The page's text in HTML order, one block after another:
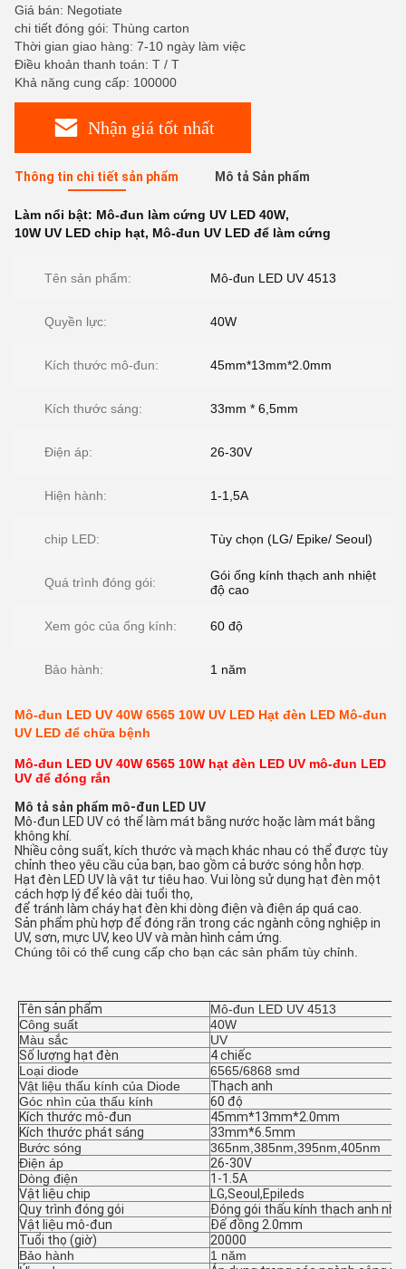
Giá bán: Negotiate
chi tiết đóng gói: Thùng carton
Thời gian giao hàng: 7-10 ngày làm việc
Điều khoản thanh toán: T / T
Khả năng cung cấp: 100000
Nhận giá tốt nhất
Thông tin chi tiết sản phẩm Mô tả Sản phẩm
Làm nổi bật: Mô-đun làm cứng UV LED 40W,
10W UV LED chip hạt, Mô-đun UV LED để làm cứng
Tên sản phẩm: Mô-đun LED UV 4513
Quyền lực: 40W
Kích thước mô-đun: 45mm*13mm*2.0mm
Kích thước sáng: 33mm * 6,5mm
Điện áp: 26-30V
Hiện hành: 1-1,5A
chip LED: Tùy chọn (LG/ Epike/ Seoul)
Quá trình đóng gói:
Gói ống kính thạch anh nhiệt
độ cao
Xem góc của ống kính: 60 độ
Bảo hành: 1 năm
Mô-đun LED UV 40W 6565 10W UV LED Hạt đèn LED Mô-đun
UV LED để chữa bệnh
Mô-đun LED UV 40W 6565 10W hạt đèn LED UV mô-đun LED
UV để đóng rắn
Mô tả sản phẩm mô-đun LED UV
Mô-đun LED UV có thể làm mát bằng nước hoặc làm mát bằng
không khí.
Nhiều công suất, kích thước và mạch khác nhau có thể được tùy
chỉnh theo yêu cầu của bạn, bao gồm cả bước sóng hỗn hợp.
Hạt đèn LED UV là vật tư tiêu hao. Vui lòng sử dụng hạt đèn một
cách hợp lý để kéo dài tuổi thọ,
để tránh làm cháy hạt đèn khi dòng điện và điện áp quá cao.
Sản phẩm phù hợp để đóng rắn trong các ngành công nghiệp in
UV, sơn, mực UV, keo UV và màn hình cảm ứng.
Chúng tôi có thể cung cấp cho bạn các sản phẩm tùy chỉnh.
Tên sản phẩm
Mô-đun LED UV 4513
Công suất
40W
Màu sắc
UV
Số lượng hạt đèn
4 chiếc
Loại diode
6565/6868 smd
Vật liệu thấu kính của Diode
Thạch anh
Góc nhìn của thấu kính
60 độ
Kích thước mô-đun
45mm*13mm*2.0mm
Kích thước phát sáng
33mm*6.5mm
Bước sóng
365nm,385nm,395nm,405nm
Điện áp
26-30V
Dòng điện
1-1.5A
Vật liệu chip
LG,Seoul,Epileds
Quy trình đóng gói
Đóng gói thấu kính thạch anh
Vật liệu mô-đun
Đế đồng 2.0mm
Tuổi thọ (giờ)
20000
Bảo hành
1 năm